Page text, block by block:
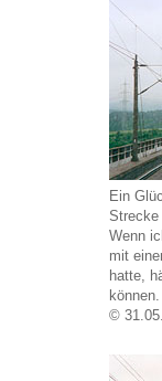
Ein
Strecke
Wenn
mit
hatte,
können.
©